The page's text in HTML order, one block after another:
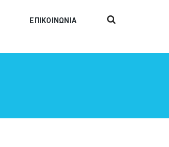
ΕΠΙΚΟΙΝΩΝΙΑ